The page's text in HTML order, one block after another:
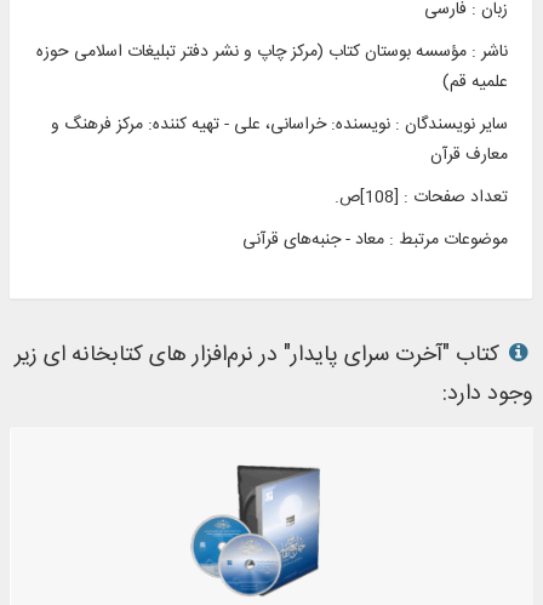
زبان : فارسی
ناشر : مؤسسه بوستان کتاب (مرکز چاپ و نشر دفتر تبليغات اسلامی حوزه
علميه قم)
سایر نویسندگان : نویسنده: خراسانی، علی - تهيه کننده: مرکز فرهنگ و
معارف قرآن
تعداد صفحات : [108]ص.
موضوعات مرتبط : معاد - جنبه‌های قرآنی
کتاب "آخرت سرای پایدار" در نرم‌افزار های کتابخانه ای زیر
وجود دارد: